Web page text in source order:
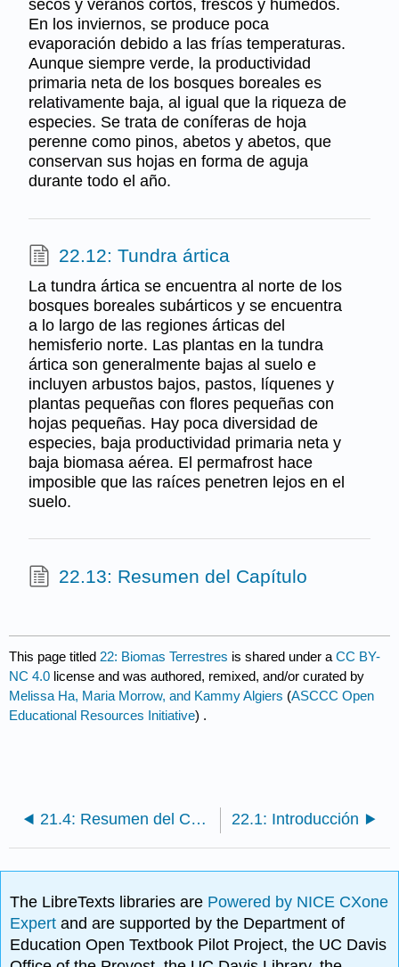
secos y veranos cortos, frescos y húmedos.
En los inviernos, se produce poca
evaporación debido a las frías temperaturas.
Aunque siempre verde, la productividad
primaria neta de los bosques boreales es
relativamente baja, al igual que la riqueza de
especies. Se trata de coníferas de hoja
perenne como pinos, abetos y abetos, que
conservan sus hojas en forma de aguja
durante todo el año.
22.12: Tundra ártica
La tundra ártica se encuentra al norte de los
bosques boreales subárticos y se encuentra
a lo largo de las regiones árticas del
hemisferio norte. Las plantas en la tundra
ártica son generalmente bajas al suelo e
incluyen arbustos bajos, pastos, líquenes y
plantas pequeñas con flores pequeñas con
hojas pequeñas. Hay poca diversidad de
especies, baja productividad primaria neta y
baja biomasa aérea. El permafrost hace
imposible que las raíces penetren lejos en el
suelo.
22.13: Resumen del Capítulo
This page titled22: Biomas Terrestres is shared under aCC BY-
NC 4.0 license and was authored, remixed, and/or curated by
Melissa Ha, Maria Morrow, and Kammy Algiers (ASCCC Open
Educational Resources Initiative) .
21.4: Resumen del Capítulo 22.1: Introducción
The LibreTexts libraries are Powered by NICE CXone
Expertand are supported by the Department of
Education Open Textbook Pilot Project, the UC Davis